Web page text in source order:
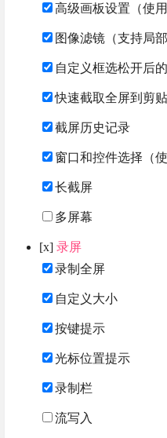
高级画板设置（使用
图像滤镜（支持局
自定义框选松开后
快速截取全屏到剪
截屏历史记录
窗口和控件选择（
长截屏
多屏幕
[x] 录屏
录制全屏
自定义大小
按键提示
光标位置提示
录制栏
流写入